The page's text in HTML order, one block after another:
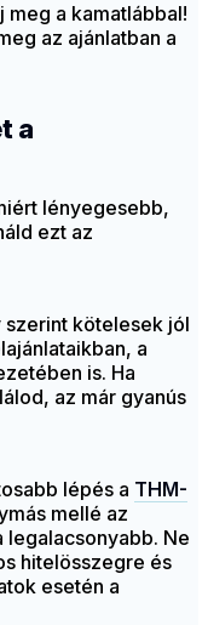
a kamatlábbal!
az ajánlatban a
a
lényegesebb,
ezt az
kötelesek jól
a
is. Ha
az már gyanús
lépés a THM-
mellé az
legalacsonyabb. Ne
hitelösszegre és
esetén a